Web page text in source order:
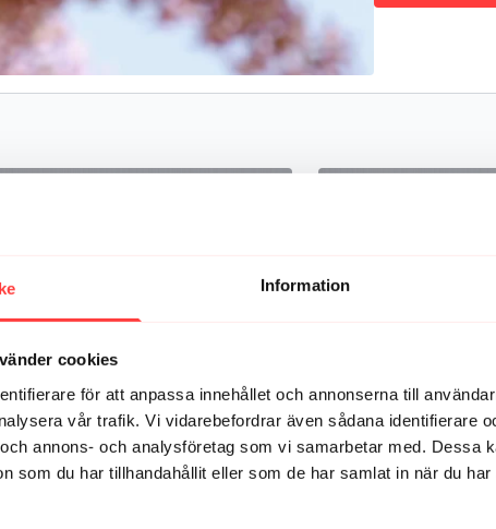
Information
cookies
för att anpassa innehållet och annonserna till
vår trafik. Vi vidarebefordrar även sådana identifierare
annons- och analysföretag som vi samarbetar med. Dessa
som du har tillhandahållit eller som de har samlat in när du
kroppens eget lugn och ro-system 24 minuter av mys och